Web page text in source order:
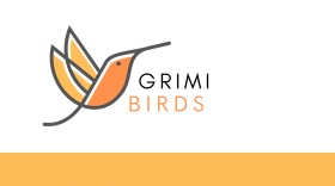
contenido